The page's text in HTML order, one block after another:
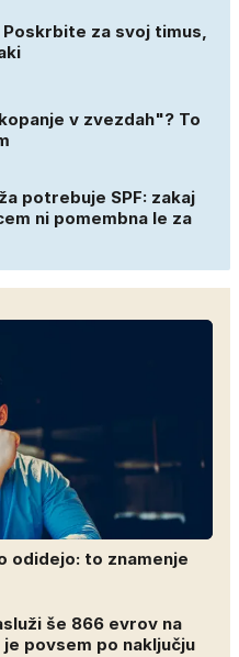
za svoj timus,
v zvezdah"? To
potrebuje SPF: zakaj
ni pomembna le za
odidejo: to znamenje
še 866 evrov na
povsem po naključju